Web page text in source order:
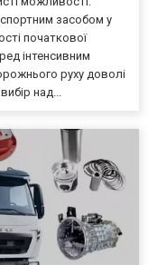
засобом у
початкової
інтенсивним
руху доволі
над...